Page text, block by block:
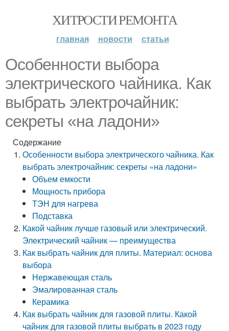
ХИТРОСТИ РЕМОНТА
главная новости статьи
Особенности выбора
электрического чайника. Как
выбрать электрочайник:
секреты «на ладони»
Содержание
Особенности выбора электрического чайника. Как
выбрать электрочайник: секреты «на ладони»
Объем емкости
Мощность прибора
ТЭН для нагрева
Подставка
Какой чайник лучше газовый или электрический.
Электрический чайник — преимущества
Как выбрать чайник для плиты. Материал: основа
выбора
Нержавеющая сталь
Эмалированная сталь
Керамика
Как выбрать чайник для газовой плиты. Какой
чайник для газовой плиты выбрать в 2023 году